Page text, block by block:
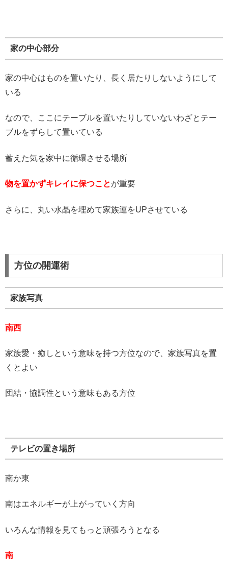
家の中心部分
家の中心はものを置いたり、長く居たりしないようにして
いる
なので、ここにテーブルを置いたりしていないわざとテー
ブルをずらして置いている
蓄えた気を家中に循環させる場所
物を置かずキレイに保つことが重要
さらに、丸い水晶を埋めて家族運をUPさせている
方位の開運術
家族写真
南西
家族愛・癒しという意味を持つ方位なので、家族写真を置
くとよい
団結・協調性という意味もある方位
テレビの置き場所
南か東
南はエネルギーが上がっていく方向
いろんな情報を見てもっと頑張ろうとなる
南